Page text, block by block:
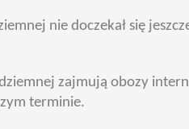
nie doczekał się
zajmują obozy
terminie.